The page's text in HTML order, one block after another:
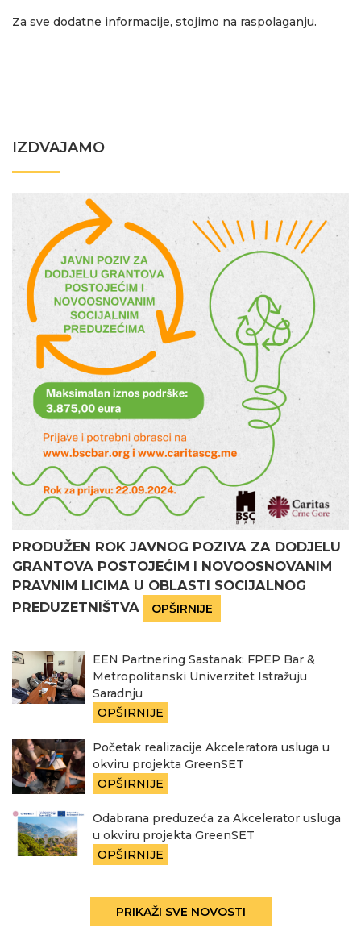
Za sve dodatne informacije, stojimo na raspolaganju.
IZDVAJAMO
PRODUŽEN ROK JAVNOG POZIVA ZA DODJELU
GRANTOVA POSTOJEĆIM I NOVOOSNOVANIM
PRAVNIM LICIMA U OBLASTI SOCIJALNOG
PREDUZETNIŠTVA
OPŠIRNIJE
EEN Partnering Sastanak: FPEP Bar &
Metropolitanski Univerzitet Istražuju
Saradnju
OPŠIRNIJE
Početak realizacije Akceleratora usluga u
okviru projekta GreenSET
OPŠIRNIJE
Odabrana preduzeća za Akcelerator usluga
u okviru projekta GreenSET
OPŠIRNIJE
PRIKAŽI SVE NOVOSTI